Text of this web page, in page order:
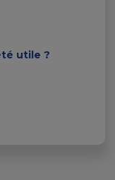
utile ?